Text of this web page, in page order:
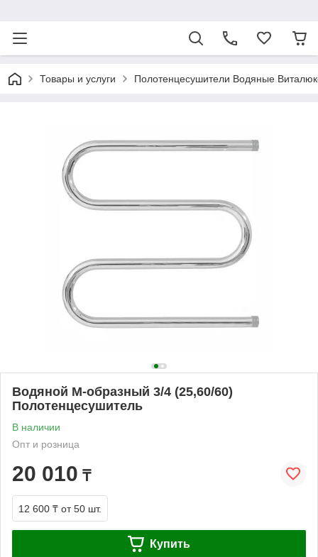
Товары и услуги Полотенцесушители Водяные
Водяной М-образный 3/4 (25,60/60)
Полотенцесушитель
В наличии
Опт и розница
20 010 ₸
12 600 ₸ от 50 шт.
Купить